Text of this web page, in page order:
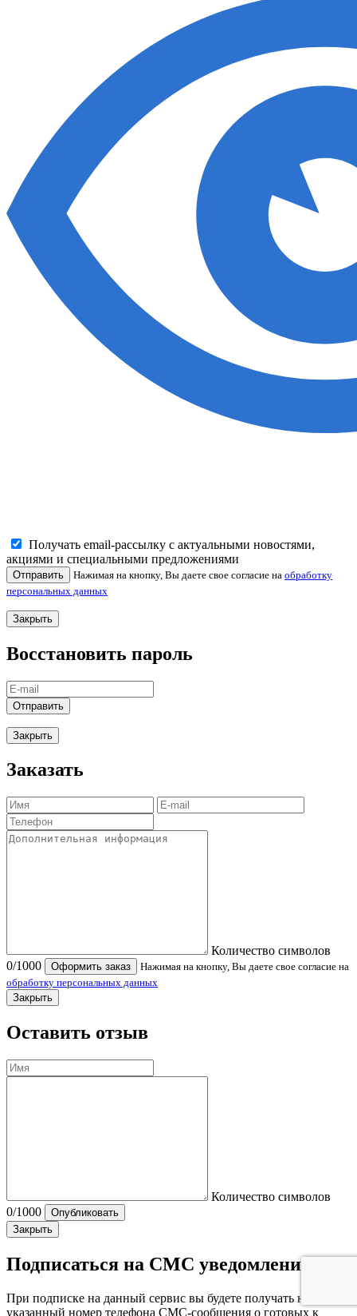
Получать email-рассылку с актуальными новостями,
акциями и специальными предложениями
Отправить Нажимая на кнопку, Вы даете свое согласие на обработку
персональных данных
Закрыть
Восстановить пароль
Отправить
Закрыть
Заказать
Количество символов
0/1000 Оформить заказ
Нажимая на кнопку, Вы даете свое согласие на
обработку персональных данных
Закрыть
Оставить отзыв
Количество символов
0/1000
Опубликовать
Закрыть
Подписаться на СМС уведомления
При подписке на данный сервис вы будете получать на
указанный номер телефона СМС-сообщения о готовых к